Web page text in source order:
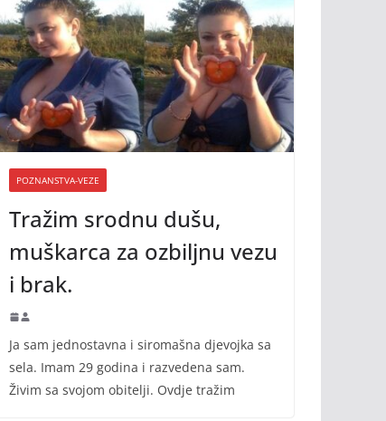
POZNANSTVA-VEZE
Tražim srodnu dušu,
muškarca za ozbiljnu vezu
i brak.
Ja sam jednostavna i siromašna djevojka sa
sela. Imam 29 godina i razvedena sam.
Živim sa svojom obitelji. Ovdje tražim